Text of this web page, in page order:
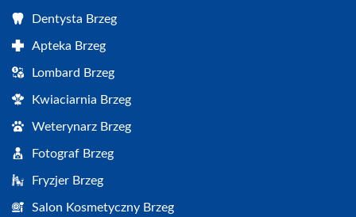
Dentysta Brzeg
Apteka Brzeg
Lombard Brzeg
Kwiaciarnia Brzeg
Weterynarz Brzeg
Fotograf Brzeg
Fryzjer Brzeg
Salon Kosmetyczny Brzeg